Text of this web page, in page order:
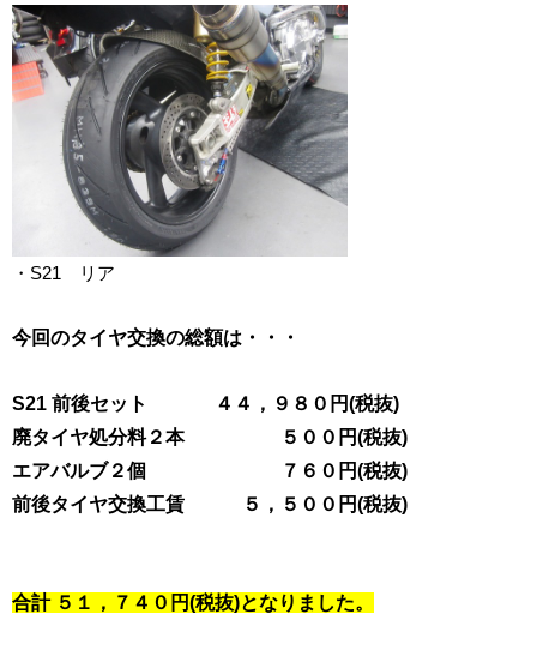
・S21 リア
今回のタイヤ交換の総額は・・・
S21 前後セット ４４，９８０円(税抜)
廃タイヤ処分料２本 ５００円(税抜)
エアバルブ２個 ７６０円(税抜)
前後タイヤ交換工賃 ５，５００円(税抜)
合計 ５１，７４０円(税抜)となりました。